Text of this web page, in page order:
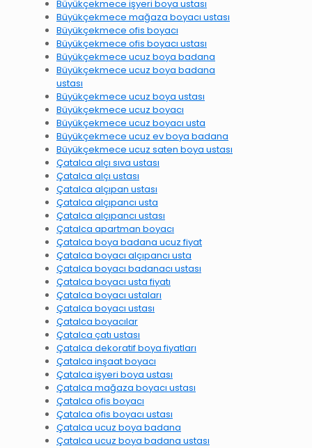
Büyükçekmece işyeri boya ustası
Büyükçekmece mağaza boyacı ustası
Büyükçekmece ofis boyacı
Büyükçekmece ofis boyacı ustası
Büyükçekmece ucuz boya badana
Büyükçekmece ucuz boya badana
ustası
Büyükçekmece ucuz boya ustası
Büyükçekmece ucuz boyacı
Büyükçekmece ucuz boyacı usta
Büyükçekmece ucuz ev boya badana
Büyükçekmece ucuz saten boya ustası
Çatalca alçı sıva ustası
Çatalca alçı ustası
Çatalca alçıpan ustası
Çatalca alçıpancı usta
Çatalca alçıpancı ustası
Çatalca apartman boyacı
Çatalca boya badana ucuz fiyat
Çatalca boyacı alçıpancı usta
Çatalca boyacı badanacı ustası
Çatalca boyacı usta fiyatı
Çatalca boyacı ustaları
Çatalca boyacı ustası
Çatalca boyacılar
Çatalca çatı ustası
Çatalca dekoratif boya fiyatları
Çatalca inşaat boyacı
Çatalca işyeri boya ustası
Çatalca mağaza boyacı ustası
Çatalca ofis boyacı
Çatalca ofis boyacı ustası
Çatalca ucuz boya badana
Çatalca ucuz boya badana ustası